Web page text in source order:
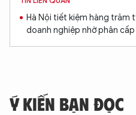
Hà Nội tiết kiệm hàng trăm
doanh nghiệp nhờ phân
Ý KIẾN BẠN ĐỌC